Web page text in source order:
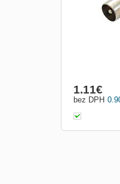
bez DPH
1.11€